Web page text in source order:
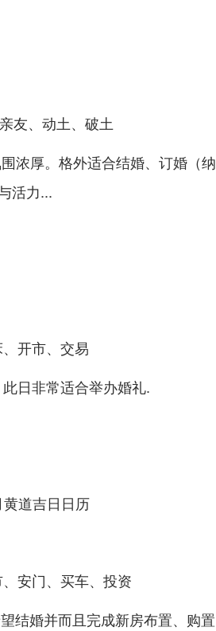
友、动土、破土
浓厚。格外适合结婚、订婚（纳
活力...
开市、交易
日非常适合举办婚礼.
安门、买车、投资
结婚并而且完成新房布置、购置